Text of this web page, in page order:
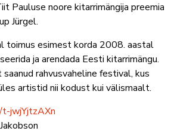
Pauluse noore kitarrimängija preemia
Jürgel.
toimus esimest korda 2008. aastal
ja arendada Eesti kitarrimängu.
rahvusvaheline festival, kus
artistid nii kodust kui välismaalt.
jwjYjtzAXn